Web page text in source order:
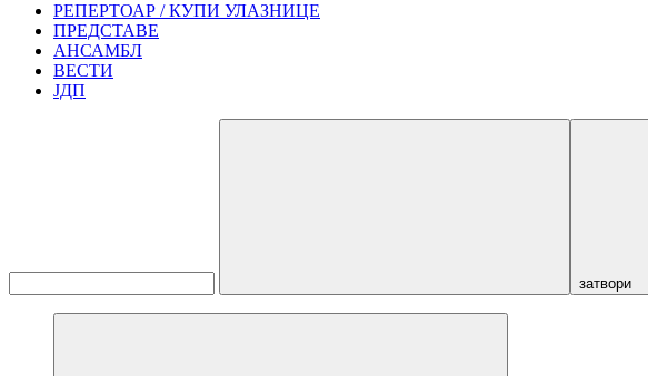
РЕПЕРТОАР / КУПИ УЛАЗНИЦЕ
ПРЕДСТАВЕ
АНСАМБЛ
ВЕСТИ
ЈДП
затвори